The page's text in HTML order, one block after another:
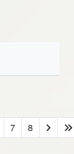
7 8